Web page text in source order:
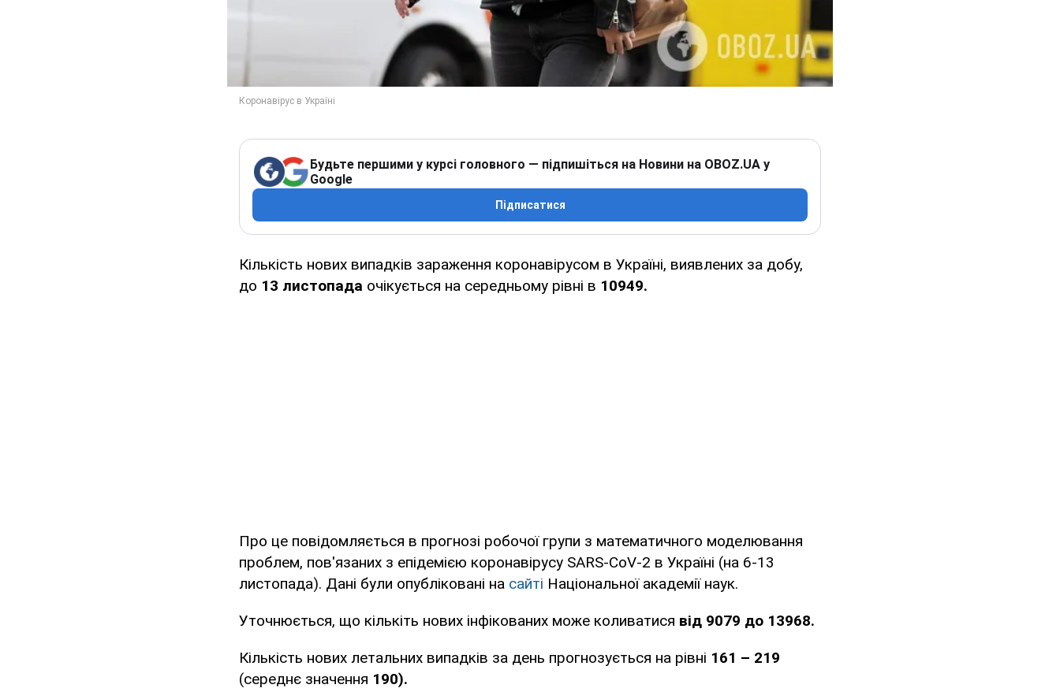
Будьте першими у курсі головного — підпишіться на Новини на OBOZ.UA у
Google
Підписатися
Кількість нових випадків зараження коронавірусом в Україні, виявлених за добу,
до 13 листопада очікується на середньому рівні в 10949.
Про це повідомляється в прогнозі робочої групи з математичного моделювання
проблем, пов'язаних з епідемією коронавірусу SARS-CoV-2 в Україні (на 6-13
листопада). Дані були опубліковані на сайті Національної академії наук.
Уточнюється, що кількіть нових інфікованих може коливатися від 9079 до 13968.
Кількість нових летальних випадків за день прогнозується на рівні 161 – 219
(середнє значення 190).